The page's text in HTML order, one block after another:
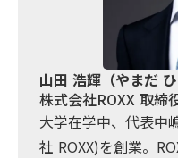
山田 浩輝（やまだ ひ
株式会社ROXX 取締
大学在学中、代表中
社 ROXX)を創業。